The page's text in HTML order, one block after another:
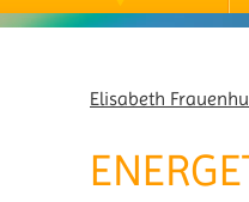
Elisabeth